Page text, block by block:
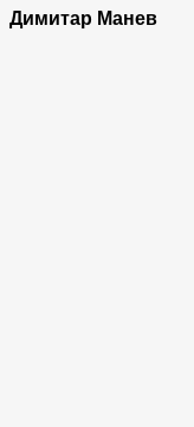
Димитар Манев